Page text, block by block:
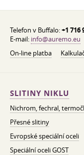
Telefon v Buffalo:+1 716
E-mail: info@auremo.eu
On-line platba
SLITINY NIKLU
Nichrom, fechral,
Přesné slitiny
Evropské speciální oceli
Speciální oceli GOST